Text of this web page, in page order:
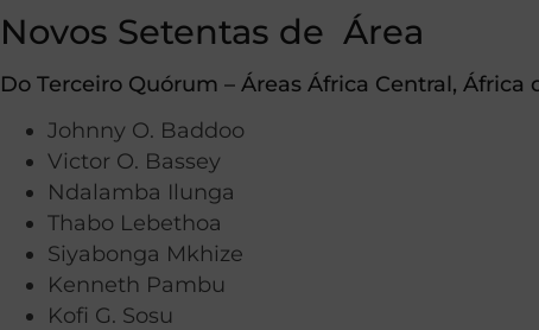
Novos Setentas de Área
Do Terceiro Quórum – Áreas África Central, África
Johnny O. Baddoo
Victor O. Bassey
Ndalamba Ilunga
Thabo Lebethoa
Siyabonga Mkhize
Kenneth Pambu
Kofi G. Sosu